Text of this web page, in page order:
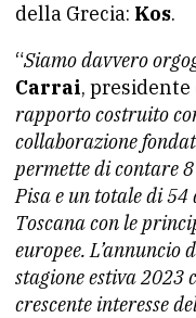
della Grecia: Kos.
“Siamo davvero
Carrai, presidente
rapporto costruito
collaborazione
permette di contare
Pisa e un totale di
Toscana con le
europee. L’annuncio
stagione estiva 2023
crescente interesse